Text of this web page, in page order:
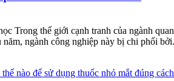
Trong thế giới cạnh tranh của ngành
ngành công nghiệp này bị chi phối